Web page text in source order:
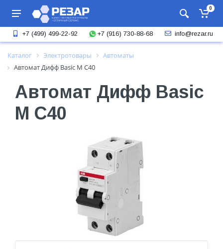
0
+7 (499) 499-22-92 +7 (916) 730-88-68 info@rezar.ru
Каталог Электротовары
Автоматы
Автомат Дифф Basic M C40
Автомат Дифф Basic
M C40